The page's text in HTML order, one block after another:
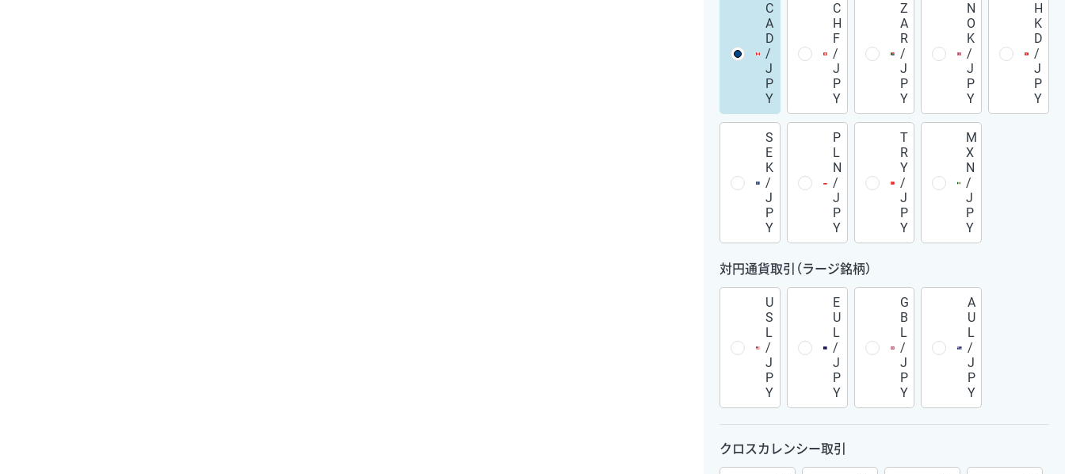
C
A
D
/
J
P
Y
C
H
F
/
J
P
Y
Z
A
R
/
J
P
Y
N
O
K
/
J
P
Y
H
K
D
/
J
P
Y
S
E
K
/
J
P
Y
P
L
N
/
J
P
Y
T
R
Y
/
J
P
Y
M
X
N
/
J
P
Y
対円通貨取引（ラージ銘柄）
U
S
L
/
J
P
Y
E
U
L
/
J
P
Y
G
B
L
/
J
P
Y
A
U
L
/
J
P
Y
クロスカレンシー取引